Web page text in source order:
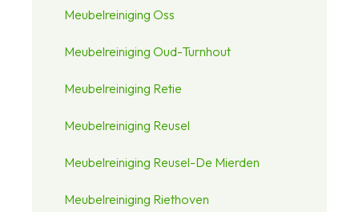
Meubelreiniging Oss
Meubelreiniging Oud-Turnhout
Meubelreiniging Retie
Meubelreiniging Reusel
Meubelreiniging Reusel-De Mierden
Meubelreiniging Riethoven